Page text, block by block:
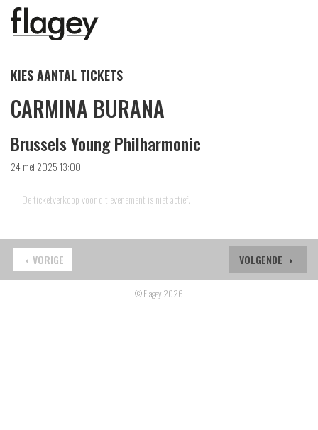
KIES AANTAL TICKETS
CARMINA BURANA
Brussels Young Philharmonic
24 mei 2025 13:00
De ticketverkoop voor dit evenement is niet actief.
VOLGENDE
VORIGE
© Flagey 2026